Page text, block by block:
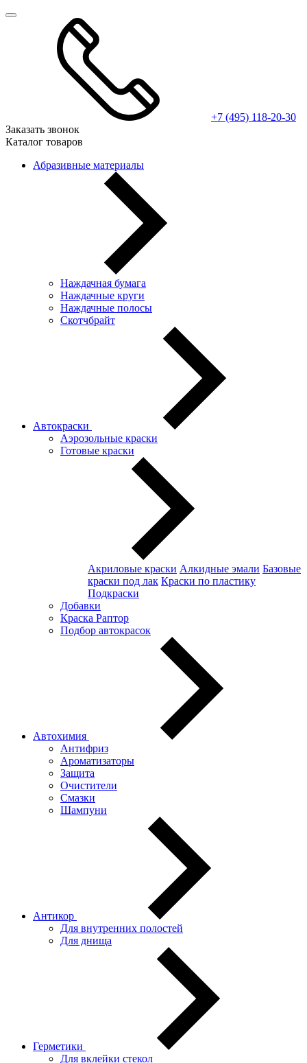
+7 (495) 118-20-30
Заказать звонок
Каталог товаров
Абразивные материалы
Наждачная бумага
Наждачные круги
Наждачные полосы
Скотчбрайт
Автокраски
Аэрозольные краски
Готовые краски
Акриловые краски Алкидные эмали Базовые
краски под лак Краски по пластику
Подкраски
Добавки
Краска Раптор
Подбор автокрасок
Автохимия
Антифриз
Ароматизаторы
Защита
Очистители
Смазки
Шампуни
Антикор
Для внутренних полостей
Для днища
Герметики
Для вклейки стекол